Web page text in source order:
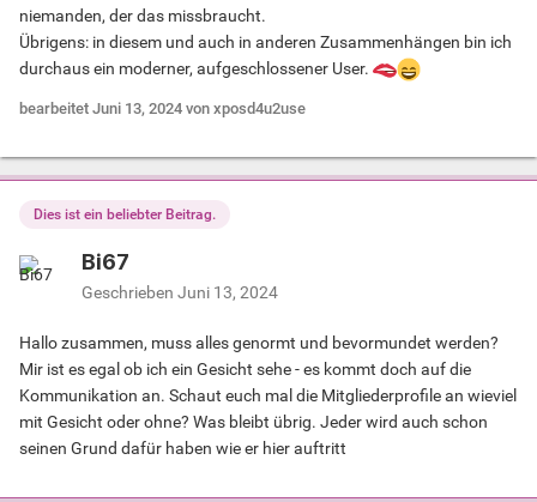
niemanden, der das missbraucht.
Übrigens: in diesem und auch in anderen Zusammenhängen bin ich
durchaus ein moderner, aufgeschlossener User.
bearbeitet Juni 13, 2024 von xposd4u2use
Dies ist ein beliebter Beitrag.
Bi67
Geschrieben Juni 13, 2024
Hallo zusammen, muss alles genormt und bevormundet werden?
Mir ist es egal ob ich ein Gesicht sehe - es kommt doch auf die
Kommunikation an. Schaut euch mal die Mitgliederprofile an wieviel
mit Gesicht oder ohne? Was bleibt übrig. Jeder wird auch schon
seinen Grund dafür haben wie er hier auftritt